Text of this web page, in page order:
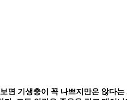
면 기생충이 꼭 나쁘지만은 않다